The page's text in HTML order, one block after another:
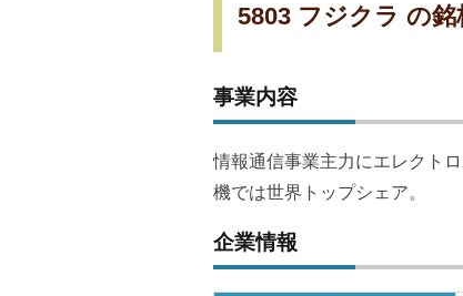
5803 フジクラ の銘
事業内容
情報通信事業主力にエレクト
機では世界トップシェア。
企業情報